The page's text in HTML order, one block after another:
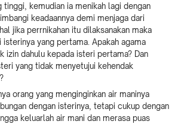
tinggi, kemudian ia menikah lagi dengan
keadaannya demi menjaga dari
jika perrnikahan itu dilaksanakan maka
isterinya yang pertama. Apakah agama
izin dahulu kepada isteri pertama? Dan
yang tidak menyetujui kehendak
orang yang menginginkan air maninya
dengan isterinya, tetapi cukup dengan
keluarlah air mani dan merasa puas